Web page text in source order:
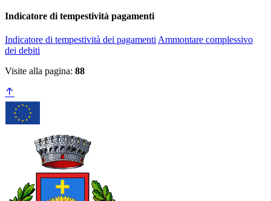
Indicatore di tempestività pagamenti
Indicatore di tempestività dei pagamenti Ammontare complessivo
dei debiti
Visite alla pagina: 88